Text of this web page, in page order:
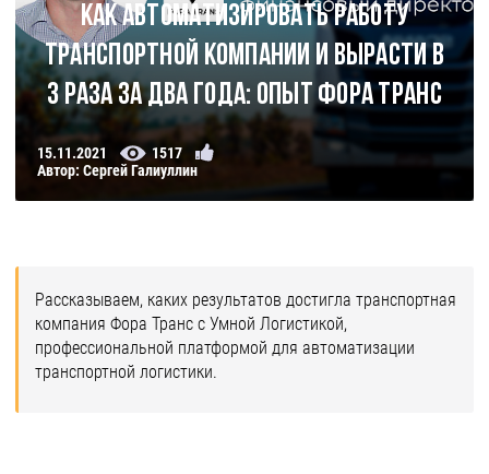
Как автоматизировать работу
транспортной компании и вырасти в
3 раза за два года: опыт Фора Транс
15.11.2021
1517
Автор: Сергей Галиуллин
Рассказываем, каких результатов достигла транспортная
компания Фора Транс с Умной Логистикой,
профессиональной платформой для автоматизации
транспортной логистики.